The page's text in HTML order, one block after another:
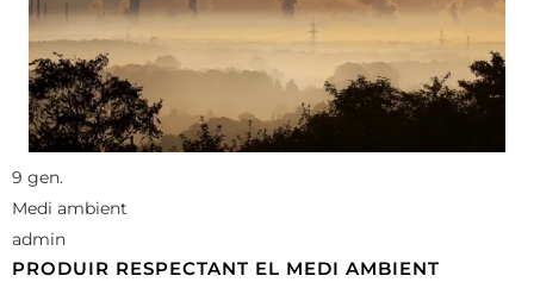
9 gen.
Medi ambient
admin
PRODUIR RESPECTANT EL MEDI AMBIENT